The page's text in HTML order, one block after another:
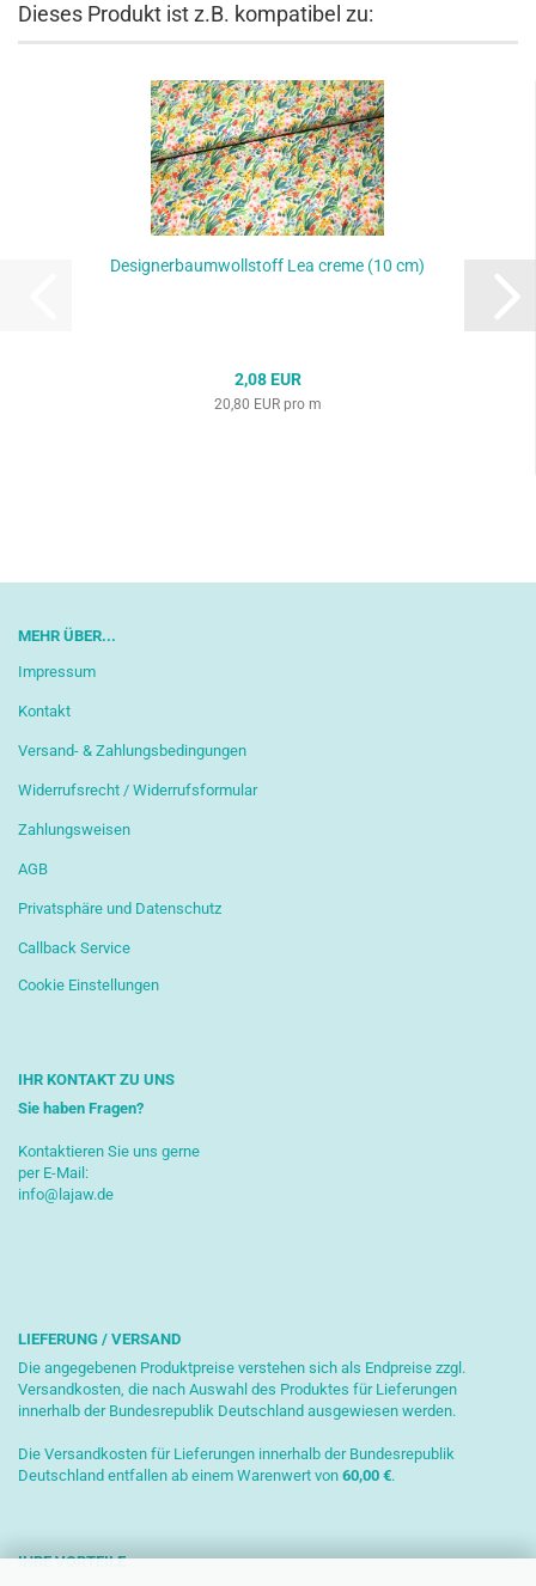
Dieses Produkt ist z.B. kompatibel zu:
Designerbaumwollstoff Lea creme (10 cm)
2,08 EUR
20,80 EUR pro m
MEHR ÜBER...
Impressum
Kontakt
Versand- & Zahlungsbedingungen
Widerrufsrecht / Widerrufsformular
Zahlungsweisen
AGB
Privatsphäre und Datenschutz
Callback Service
Cookie Einstellungen
IHR KONTAKT ZU UNS
Sie haben Fragen?
Kontaktieren Sie uns gerne
per E-Mail:
info@lajaw.de
LIEFERUNG / VERSAND
Die angegebenen Produktpreise verstehen sich als Endpreise zzgl.
Versandkosten, die nach Auswahl des Produktes für Lieferungen
innerhalb der Bundesrepublik Deutschland ausgewiesen werden.
Die Versandkosten für Lieferungen innerhalb der Bundesrepublik
Deutschland entfallen ab einem Warenwert von 60,00 €.
IHRE VORTEILE